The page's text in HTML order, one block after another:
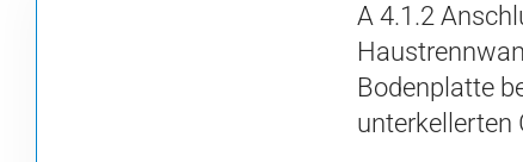
A 4.1.2
Bodenplatte
unterkellerten